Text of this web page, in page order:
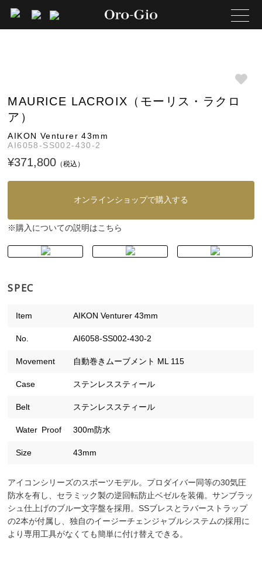
MAURICE LACROIX（モーリス・ラクロ
ア）
AIKON Venturer 43mm
AI6058-SS002-430-2
¥371,800 （税込）
オンラインショップで購入する
※購入についての説明はこちら
SPEC
Item AIKON Venturer 43mm
No. AI6058-SS002-430-2
Movement 自動巻きムーブメント ML 115
Case ステンレススティール
Belt ステンレススティール
Water Proof 300m防水
Size 43mm
アイコンシリーズのスポーツモデル。プロダイバー同等の30気圧
防水を有し、セラミック製の逆回転防止ベゼルを装備。サンブラッ
シュ仕上げのブルー文字盤を採用。SSブレスとラバーストラップ
の2本が付属し、独自のイージーチェンジャブルシステムの採用に
より専用工具がなくても簡単に付け替えできる。